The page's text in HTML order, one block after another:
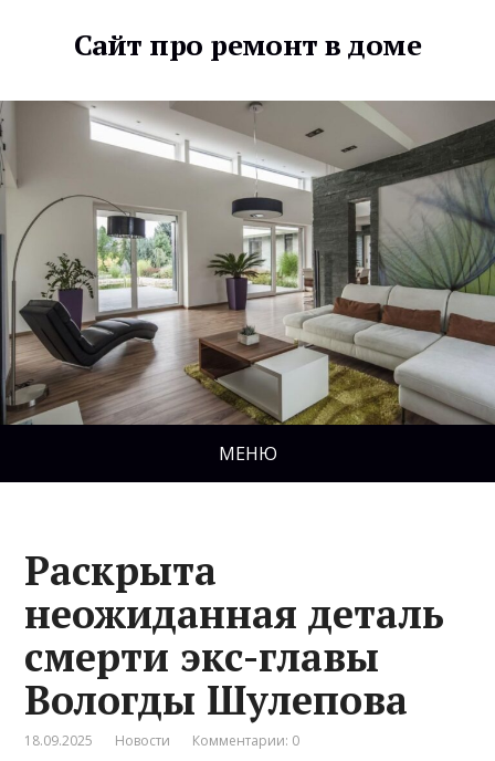
Сайт про ремонт в доме
МЕНЮ
Раскрыта
неожиданная деталь
смерти экс-главы
Вологды Шулепова
18.09.2025 Новости Комментарии: 0